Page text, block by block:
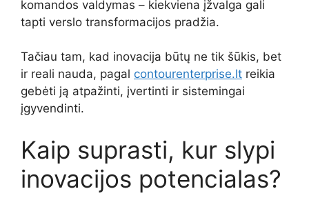
komandos valdymas – kiekviena įžvalga gali
tapti verslo transformacijos pradžia.
Tačiau tam, kad inovacija būtų ne tik šūkis, bet
ir reali nauda, pagal contourenterprise.lt reikia
gebėti ją atpažinti, įvertinti ir sistemingai
įgyvendinti.
Kaip suprasti, kur slypi
inovacijos potencialas?